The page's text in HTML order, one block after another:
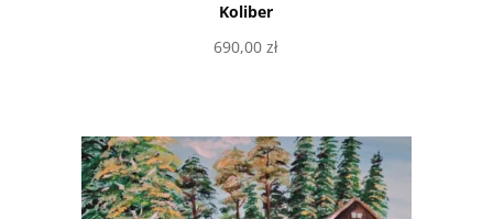
Koliber
690,00zł